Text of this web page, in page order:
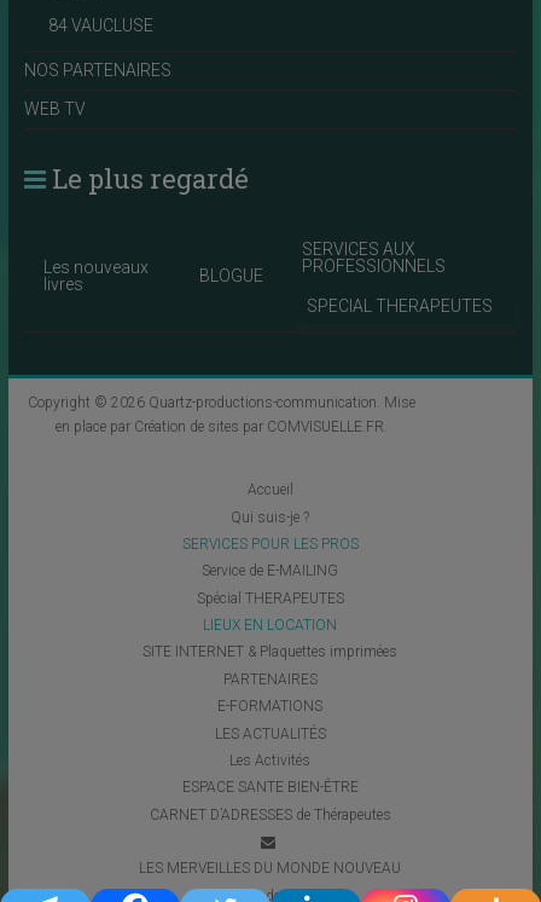
84 VAUCLUSE
NOS PARTENAIRES
WEB TV
Le plus regardé
Les nouveaux
livres
BLOGUE
SERVICES AUX
PROFESSIONNELS
SPECIAL THERAPEUTES
Copyright © 2026 Quartz-productions-communication. Mise
en place par Création de sites par COMVISUELLE.FR.
Accueil
Qui suis-je ?
SERVICES POUR LES PROS
Service de E-MAILING
Spécial THERAPEUTES
LIEUX EN LOCATION
SITE INTERNET & Plaquettes imprimées
PARTENAIRES
E-FORMATIONS
LES ACTUALITÉS
Les Activités
ESPACE SANTE BIEN-ÊTRE
CARNET D’ADRESSES de Thérapeutes
LES MERVEILLES DU MONDE NOUVEAU
Coups de Coeur